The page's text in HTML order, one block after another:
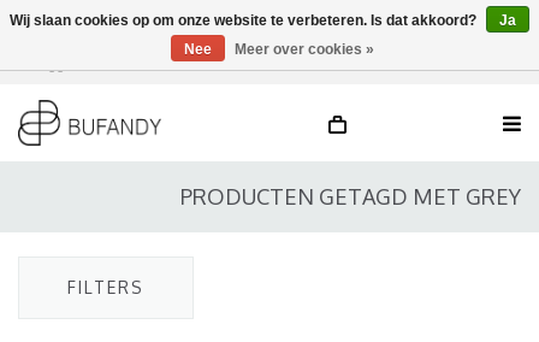
DE / EN
PRODUCTEN GETAGD MET GREY
FILTERS
Wij slaan cookies op om onze website te verbeteren. Is dat akkoord?
Ja
Nee
Meer over cookies »